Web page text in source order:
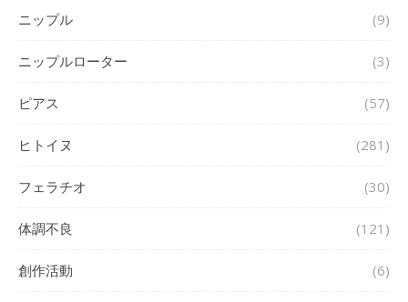
ニップル (9)
ニップルローター (3)
ピアス (57)
ヒトイヌ (281)
フェラチオ (30)
体調不良 (121)
創作活動 (6)